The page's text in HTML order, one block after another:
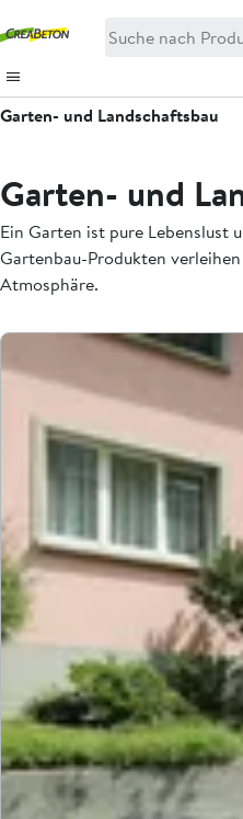
Garten- und Landschaftsbau
Garten- und
Ein Garten ist pure Lebenslust
Gartenbau-Produkten
Atmosphäre.